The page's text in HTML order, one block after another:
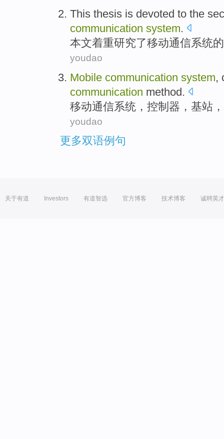
This thesis is devoted to the
communication system.
本文着重研究了移动通信系统的
youdao
Mobile communication system,
communication method.
移动通信系统 ， 控制器 ， 基站 ，
youdao
更多双语例句
关于有道 Investors 有道智选 官方博客 技术博客 诚聘英才